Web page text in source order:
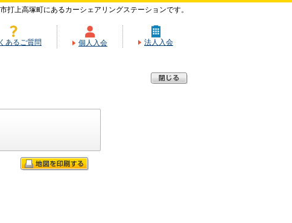
打上高塚町にあるカーシェアリングステーションです。
あるご質問 個人入会 法人入会